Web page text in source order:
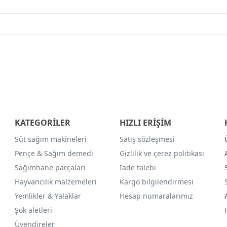
KATEGORİLER
Süt sağım makineleri
Pençe & Sağım demedi
Sağımhane parçaları
Hayvancılık malzemeleri
Yemlikler & Yalaklar
Şok aletleri
Üvendireler
HIZLI ERİŞİM
Satış sözleşmesi
Gizlilik ve çerez politikası
İade talebi
Kargo bilgilendirmesi
Hesap numaralarımız